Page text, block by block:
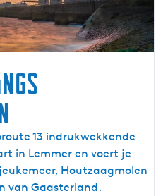
13 indrukwekkende
in Lemmer en voert je
Houtzaagmolen
van Gaasterland.